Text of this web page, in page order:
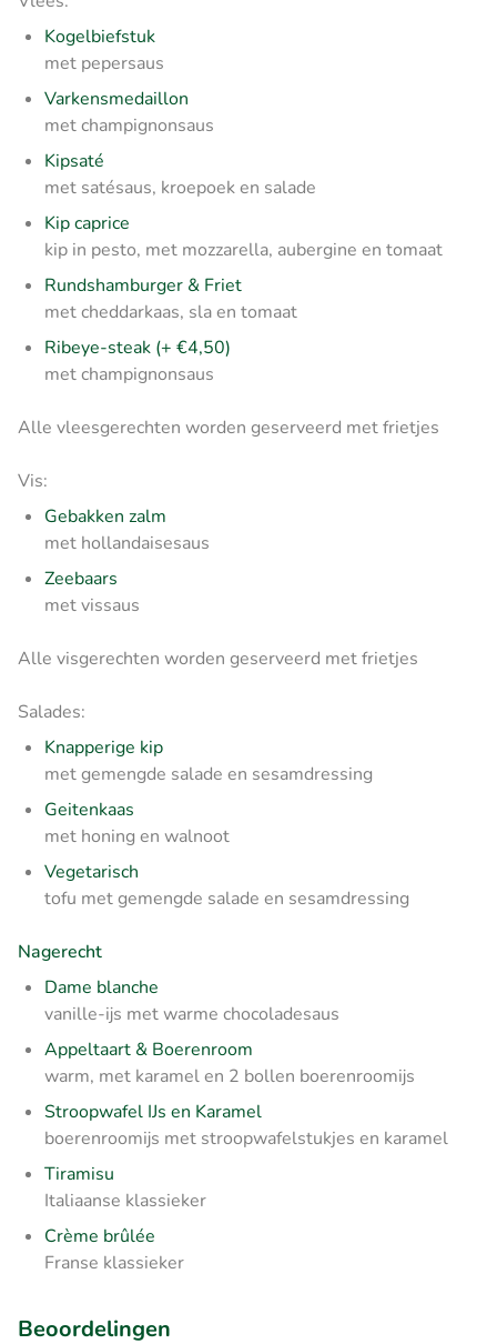
Kogelbiefstuk
met pepersaus
Varkensmedaillon
met champignonsaus
Kipsaté
met satésaus, kroepoek en salade
Kip caprice
kip in pesto, met mozzarella, aubergine en tomaat
Rundshamburger & Friet
met cheddarkaas, sla en tomaat
Ribeye-steak (+ €4,50)
met champignonsaus
Alle vleesgerechten worden geserveerd met frietjes
Vis:
Gebakken zalm
met hollandaisesaus
Zeebaars
met vissaus
Alle visgerechten worden geserveerd met frietjes
Salades:
Knapperige kip
met gemengde salade en sesamdressing
Geitenkaas
met honing en walnoot
Vegetarisch
tofu met gemengde salade en sesamdressing
Nagerecht
Dame blanche
vanille-ijs met warme chocoladesaus
Appeltaart & Boerenroom
warm, met karamel en 2 bollen boerenroomijs
Stroopwafel IJs en Karamel
boerenroomijs met stroopwafelstukjes en karamel
Tiramisu
Italiaanse klassieker
Crème brûlée
Franse klassieker
Beoordelingen